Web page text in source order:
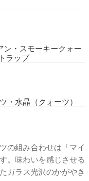
ン・スモーキークォー
ラップ
・水晶（クォーツ）
の組み合わせは「マイ
。味わいを感じさせる
ガラス光沢のかがやき